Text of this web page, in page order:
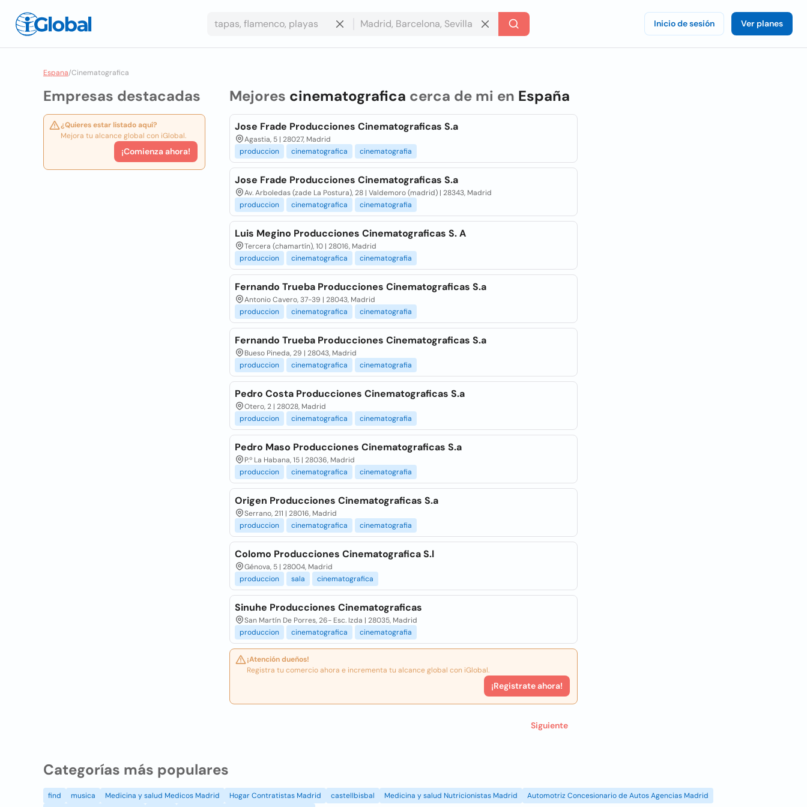
Inicio de sesión Ver planes
Espana/Cinematografica
Empresas destacadas
¿Quieres estar listado aquí?
Mejora tu alcance global con iGlobal.
¡Comienza ahora!
Mejores cinematografica cerca de mi en España
Jose Frade Producciones Cinematograficas S.a
Agastia, 5 | 28027, Madrid
produccion
cinematografica cinematografia
Jose Frade Producciones Cinematograficas S.a
Av. Arboledas (zade La Postura), 28 | Valdemoro (madrid) | 28343, Madrid
produccion
cinematografica cinematografia
Luis Megino Producciones Cinematograficas S. A
Tercera (chamartín), 10 | 28016, Madrid
produccion
cinematografica cinematografia
Fernando Trueba Producciones Cinematograficas S.a
Antonio Cavero, 37-39 | 28043, Madrid
produccion
cinematografica cinematografia
Fernando Trueba Producciones Cinematograficas S.a
Bueso Pineda, 29 | 28043, Madrid
produccion
cinematografica cinematografia
Pedro Costa Producciones Cinematograficas S.a
Otero, 2 | 28028, Madrid
produccion
cinematografica cinematografia
Pedro Maso Producciones Cinematograficas S.a
P.º La Habana, 15 | 28036, Madrid
produccion
cinematografica cinematografia
Origen Producciones Cinematograficas S.a
Serrano, 211 | 28016, Madrid
produccion
cinematografica cinematografia
Colomo Producciones Cinematografica S.l
Génova, 5 | 28004, Madrid
produccion
sala cinematografica
Sinuhe Producciones Cinematograficas
San Martín De Porres, 26- Esc. Izda | 28035, Madrid
produccion
cinematografica cinematografia
¡Atención dueños!
Registra tu comercio ahora e incrementa tu alcance global con iGlobal.
¡Registrate ahora!
Siguiente
Categorías más populares
find musica Medicina y salud Medicos Madrid Hogar Contratistas Madrid castellbisbal Medicina y salud Nutricionistas Madrid
Automotriz Concesionario de Autos Agencias Madrid